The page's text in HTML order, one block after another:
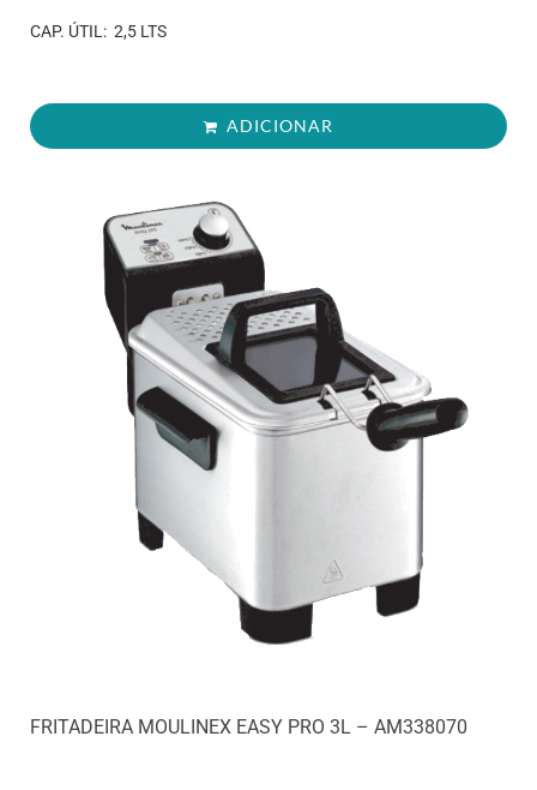
CAP. ÚTIL: 2,5 LTS
ADICIONAR
FRITADEIRA MOULINEX EASY PRO 3L – AM338070